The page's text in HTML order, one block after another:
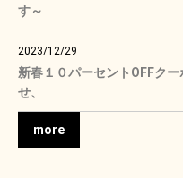
す～
2023/12/29
新春１０パーセントOFFク
せ、
more